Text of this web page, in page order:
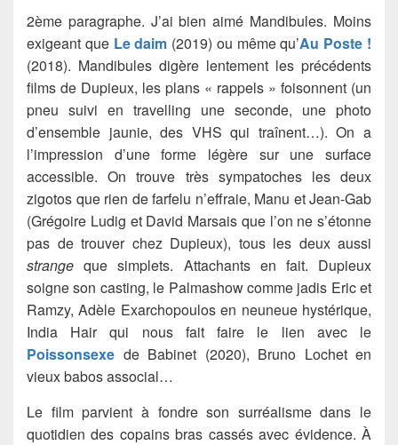
2ème paragraphe. J’ai bien aimé Mandibules. Moins
exigeant que Le daim (2019) ou même qu’Au Poste !
(2018). Mandibules digère lentement les précédents
films de Dupieux, les plans « rappels » foisonnent (un
pneu suivi en travelling une seconde, une photo
d’ensemble jaunie, des VHS qui traînent…). On a
l’impression d’une forme légère sur une surface
accessible. On trouve très sympatoches les deux
zigotos que rien de farfelu n’effraie, Manu et Jean-Gab
(Grégoire Ludig et David Marsais que l’on ne s’étonne
pas de trouver chez Dupieux), tous les deux aussi
strange que simplets. Attachants en fait. Dupieux
soigne son casting, le Palmashow comme jadis Eric et
Ramzy, Adèle Exarchopoulos en neuneue hystérique,
India Hair qui nous fait faire le lien avec le
Poissonsexe de Babinet (2020), Bruno Lochet en
vieux babos associal…
Le film parvient à fondre son surréalisme dans le
quotidien des copains bras cassés avec évidence. À